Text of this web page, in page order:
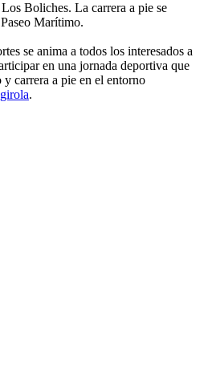
Boliches. La carrera a pie se
Marítimo.
se anima a todos los interesados a
en una jornada deportiva que
carrera a pie en el entorno
.